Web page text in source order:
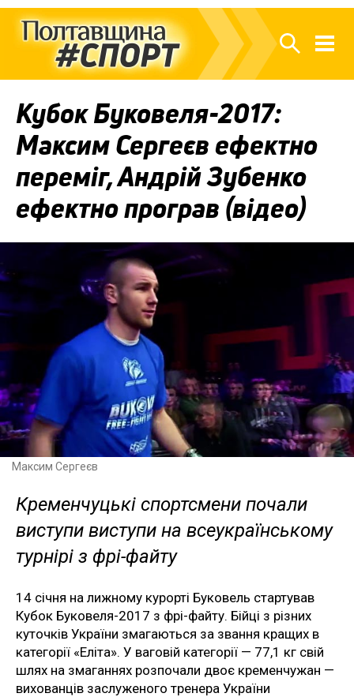
Кубок Буковеля-2017:
Максим Сергеєв ефектно
переміг, Андрій Зубенко
ефектно програв (відео)
Максим Сергеєв
Кременчуцькі спортсмени почали
виступи виступи на всеукраїнському
турнірі з фрі-файту
14 січня на лижному курорті Буковель стартував
Кубок Буковеля-2017 з фрі-файту. Бійці з різних
куточків України змагаються за звання кращих в
категорії «Еліта». У ваговій категорії — 77,1 кг свій
шлях на змаганнях розпочали двоє кременчужан —
вихованців заслуженого тренера України